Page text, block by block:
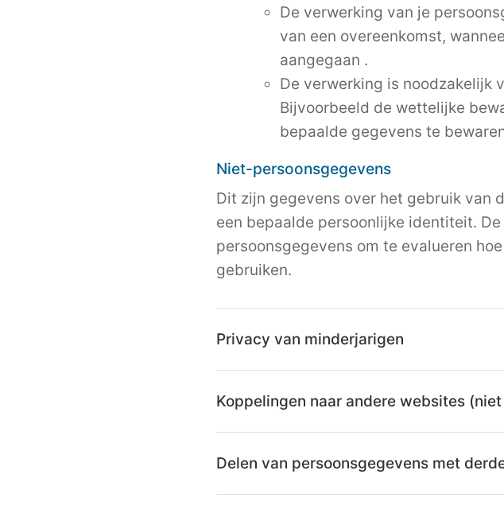
De verwerking van je
van een overeenkomst,
aangegaan .
De verwerking is noodzakelijk
Bijvoorbeeld de wettelijke
bepaalde gegevens te
Niet-persoonsgegevens
Dit zijn gegevens over het gebruik van
een bepaalde persoonlijke identiteit.
persoonsgegevens om te evalueren
gebruiken.
Privacy van minderjarigen
Koppelingen naar andere websites
Delen van persoonsgegevens met